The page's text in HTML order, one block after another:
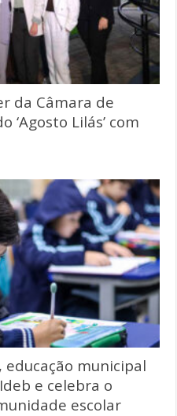
da Câmara de
‘Agosto Lilás’ com
municipal
e celebra o
escolar